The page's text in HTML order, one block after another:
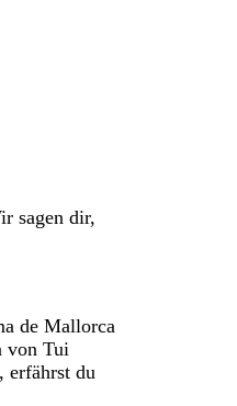
sagen dir,
de Mallorca
von Tui
erfährst du